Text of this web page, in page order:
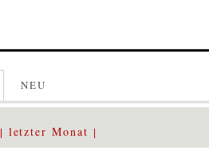
NEU
letzter Monat